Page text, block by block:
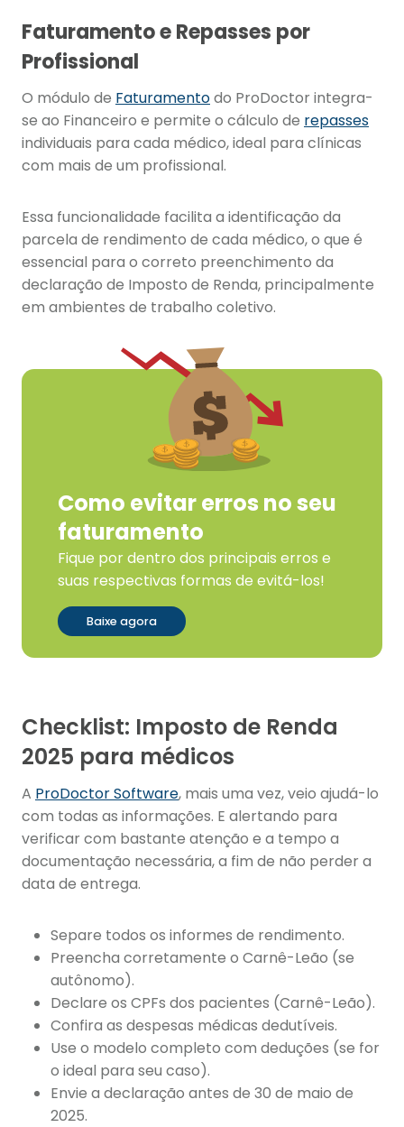
Faturamento e Repasses por
Profissional
O módulo de Faturamentodo ProDoctor integra-
se ao Financeiro e permite o cálculo de repasses
individuais para cada médico, ideal para clínicas
com mais de um profissional.
Essa funcionalidade facilita a identificação da
parcela de rendimento de cada médico, o que é
essencial para o correto preenchimento da
declaração de Imposto de Renda, principalmente
em ambientes de trabalho coletivo.
Como evitar erros no seu
faturamento
Fique por dentro dos principais erros e
suas respectivas formas de evitá-los!
Baixe agora
Checklist: Imposto de Renda
2025 para médicos
A ProDoctor Software, mais uma vez, veio ajudá-lo
com todas as informações. E alertando para
verificar com bastante atenção e a tempo a
documentação necessária, a fim de não perder a
data de entrega.
Separe todos os informes de rendimento.
Preencha corretamente o Carnê-Leão (se
autônomo).
Declare os CPFs dos pacientes (Carnê-Leão).
Confira as despesas médicas dedutíveis.
Use o modelo completo com deduções (se for
o ideal para seu caso).
Envie a declaração antes de 30 de maio de
2025.